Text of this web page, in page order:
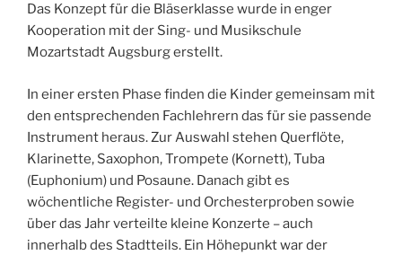
Das Konzept für die Bläserklasse wurde in enger
Kooperation mit der Sing- und Musikschule
Mozartstadt Augsburg erstellt.
In einer ersten Phase finden die Kinder gemeinsam mit
den entsprechenden Fachlehrern das für sie passende
Instrument heraus. Zur Auswahl stehen Querflöte,
Klarinette, Saxophon, Trompete (Kornett), Tuba
(Euphonium) und Posaune. Danach gibt es
wöchentliche Register- und Orchesterproben sowie
über das Jahr verteilte kleine Konzerte – auch
innerhalb des Stadtteils. Ein Höhepunkt war der